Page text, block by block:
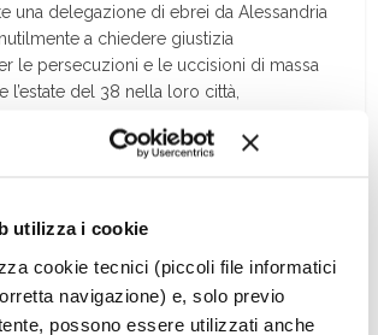
utilizza i cookie
cookie tecnici (piccoli file informatici
navigazione) e, solo previo
possono essere utilizzati anche
una delegazione di ebrei da Alessandria
a chiedere giustizia
le persecuzioni e le uccisioni di massa
l’estate del 38 nella loro città,
storico Giuseppe Flavio (Ant. Iud.
parte anche un circo, chiamato dalle fonti
dell’attuale basilica di San Pietro: di esso
fin dalla tarda età imperiale, ma la
dalla persistenza dell’obelisco (nel